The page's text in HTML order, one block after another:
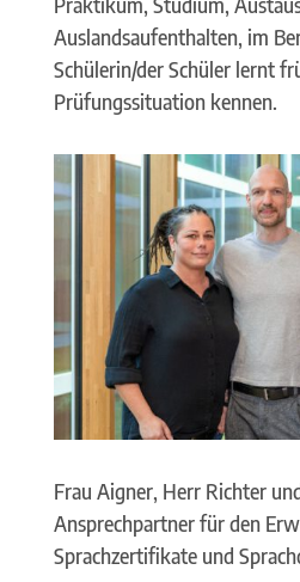
Auslandsaufenthalten, im
Schülerin/der Schüler lernt
Prüfungssituation kennen.
Frau Aigner, Herr Richter
Ansprechpartner für den
Sprachzertifikate und